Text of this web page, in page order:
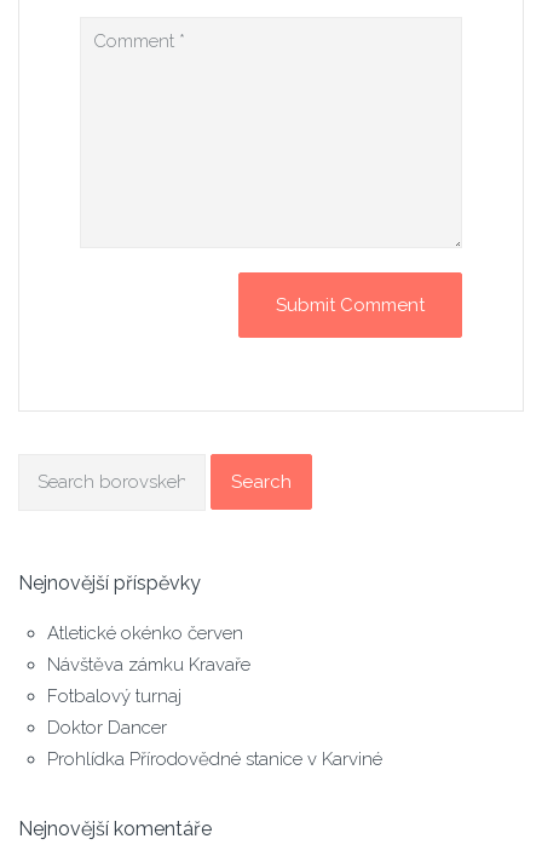
Search
Nejnovější příspěvky
Atletické okénko červen
Návštěva zámku Kravaře
Fotbalový turnaj
Doktor Dancer
Prohlídka Přírodovědné stanice v Karviné
Nejnovější komentáře